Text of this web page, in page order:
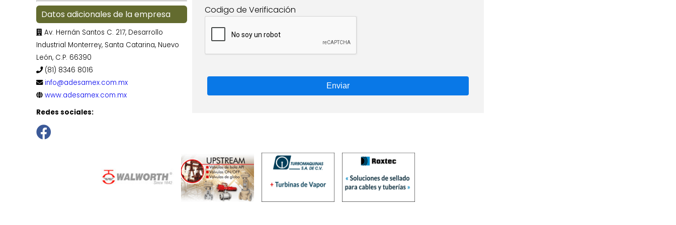
Datos adicionales de la empresa
Av. Hernán Santos C. 217, Desarrollo
Industrial Monterrey, Santa Catarina, Nuevo
León, C.P. 66390
(81) 8346 8016
info@adesamex.com.mx
www.adesamex.com.mx
Redes sociales:
Codigo de Verificación
Enviar